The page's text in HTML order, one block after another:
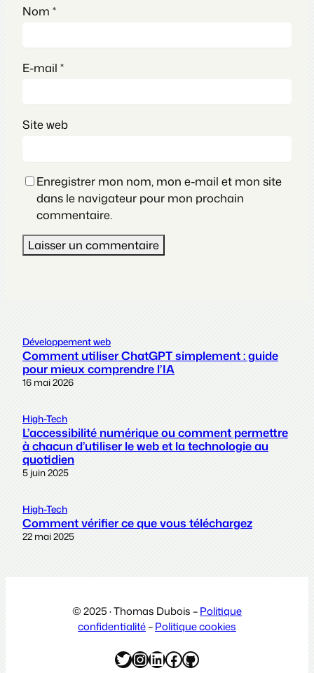
Nom *
E-mail *
Site web
Enregistrer mon nom, mon e-mail et mon site
dans le navigateur pour mon prochain
commentaire.
Développement web
Comment utiliser ChatGPT simplement : guide
pour mieux comprendre l’IA
16 mai 2026
High-Tech
L’accessibilité numérique ou comment permettre
à chacun d’utiliser le web et la technologie au
quotidien
5 juin 2025
High-Tech
Comment vérifier ce que vous téléchargez
22 mai 2025
© 2025 · Thomas Dubois –Politique
confidentialité–Politique cookies
Twitter
Instagram
LinkedIn
Facebook
GitHub